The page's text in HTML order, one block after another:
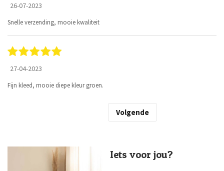
26-07-2023
Snelle verzending, mooie kwaliteit
27-04-2023
Fijn kleed, mooie diepe kleur groen.
Volgende
Iets voor jou?